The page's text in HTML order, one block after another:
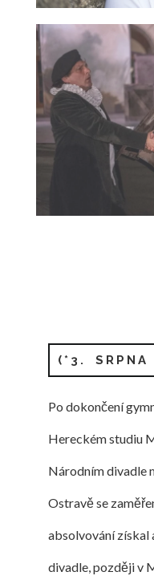
(*3. SRPNA
Po dokončení
Hereckém studiu
Národním divadle
Ostravě se
absolvování získal
divadle, později v